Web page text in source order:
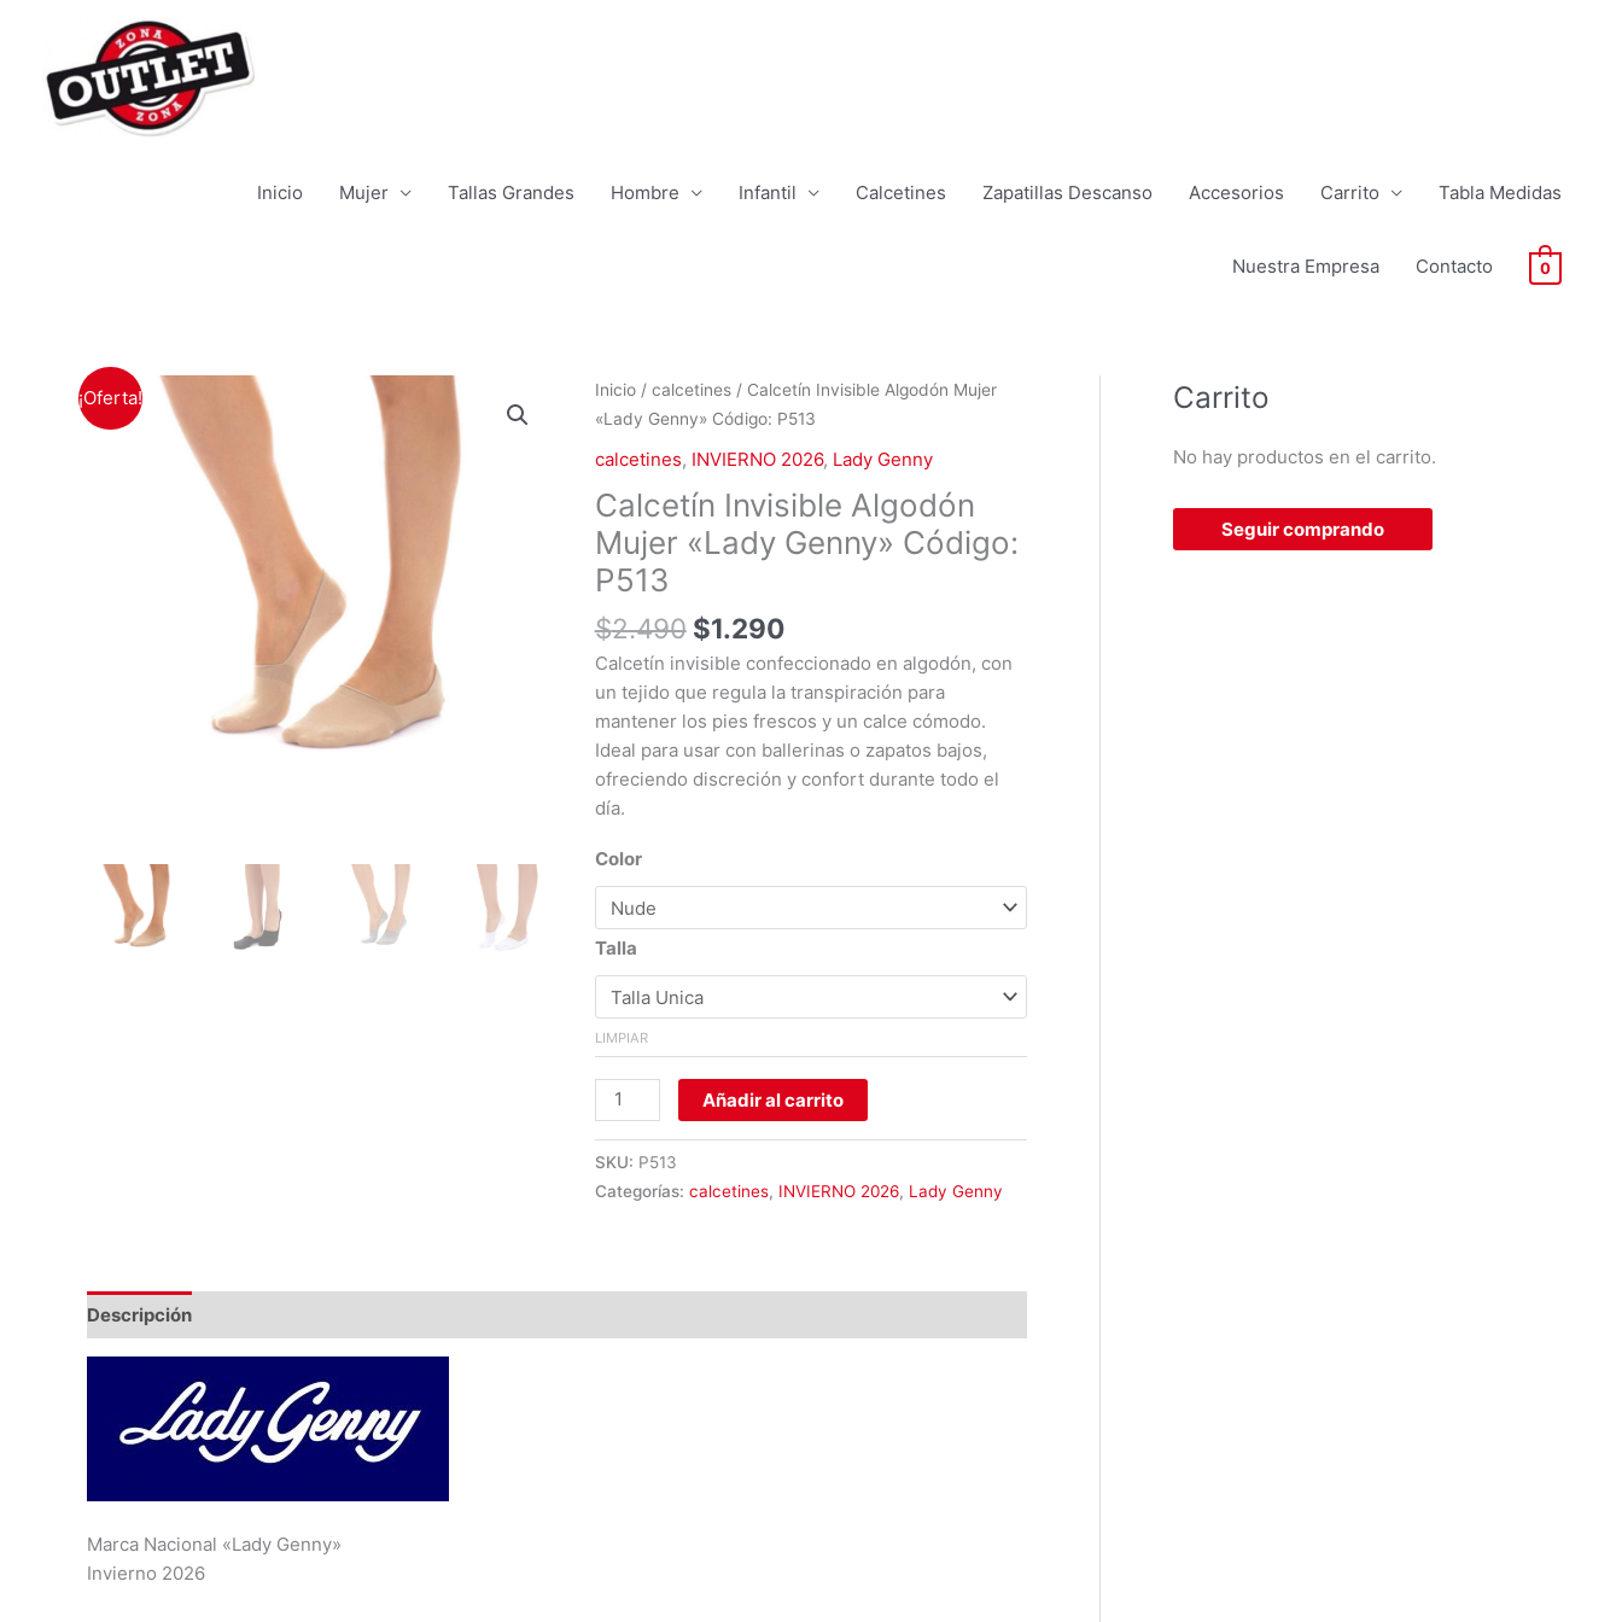
contenido
Inicio Mujer Tallas Grandes Hombre Infantil Calcetines Zapatillas Descanso Accesorios Carrito Tabla Medidas
Nuestra Empresa Contacto 0
¡Oferta! Inicio/ calcetines/ Calcetín Invisible Algodón Mujer
«Lady Genny» Código: P513
calcetines, INVIERNO 2026, Lady Genny
Calcetín Invisible Algodón
Mujer «Lady Genny» Código:
P513
$2.490
El
precio
original
era:
$2.490.
$1.290
El
precio
actual
es:
$1.290.
Calcetín invisible confeccionado en algodón, con
un tejido que regula la transpiración para
mantener los pies frescos y un calce cómodo.
Ideal para usar con ballerinas o zapatos bajos,
ofreciendo discreción y confort durante todo el
día.
Color
Talla
LIMPIAR
Calcetín
Invisible
Algodón
"Lady
Genny"
Código:
P513
cantidad
Añadir al carrito
SKU: P513
Categorías: calcetines, INVIERNO 2026, Lady Genny
Descripción
Marca Nacional «Lady Genny»
Invierno 2026
Carrito
No hay productos en el carrito.
Seguir comprando